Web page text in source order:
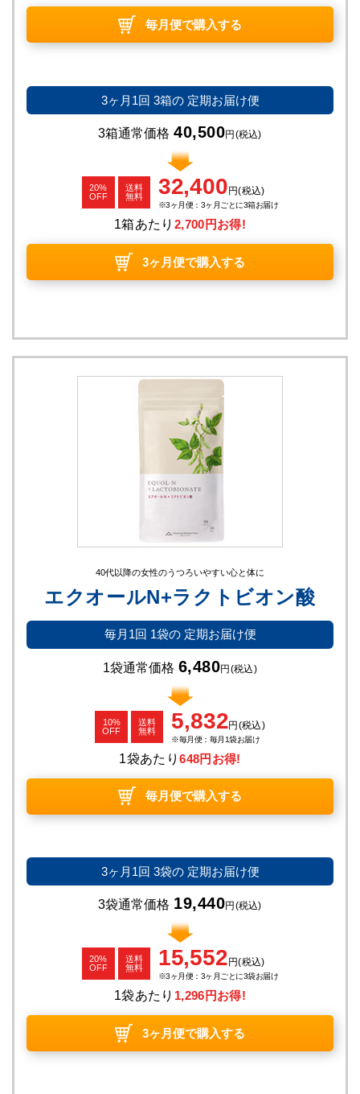
毎月便で購入する
3ヶ月1回 3箱の定期お届け便
3箱通常価格 40,500円 (税込)
20%
OFF
送料
無料
32,400 円(税込)
3ヶ月便：3ヶ月ごとに3箱お届け
1箱あたり 2,700円お得!
3ヶ月便で購入する
40代以降の女性のうつろいやすい心と体に
エクオールN+ラクトビオン酸
毎月1回 1袋の定期お届け便
1袋通常価格 6,480円(税込)
10%
OFF
送料
無料
5,832円(税込)
毎月便：毎月1袋お届け
1袋あたり648円お得!
毎月便で購入する
3ヶ月1回 3袋の定期お届け便
3袋通常価格 19,440円 (税込)
20%
OFF
送料
無料
15,552 円(税込)
3ヶ月便：3ヶ月ごとに3袋お届け
1袋あたり 1,296円お得!
3ヶ月便で購入する